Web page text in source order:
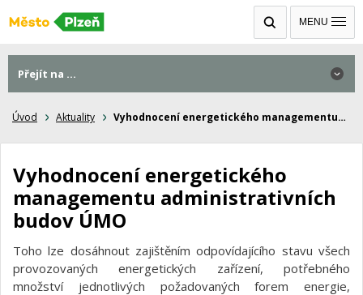
MENU
Úvod Aktuality Vyhodnocení energetického managementu…
Vyhodnocení energetického
managementu administrativních
budov ÚMO
Toho lze dosáhnout zajištěním odpovídajícího stavu všech
provozovaných energetických zařízení, potřebného
množství jednotlivých požadovaných forem energie,
Přejít na ...